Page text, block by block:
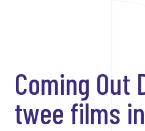
Coming Out
twee films